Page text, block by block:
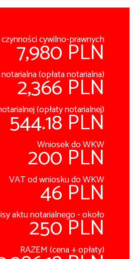
cywilno-prawnych
7,980 PLN
(opłata notarialna)
2,366 PLN
(opłaty notarialnej)
544.18 PLN
Wniosek do WKW
200 PLN
VAT od wniosku do WKW
46 PLN
aktu notarialnego - około
250 PLN
RAZEM (cena + opłaty)